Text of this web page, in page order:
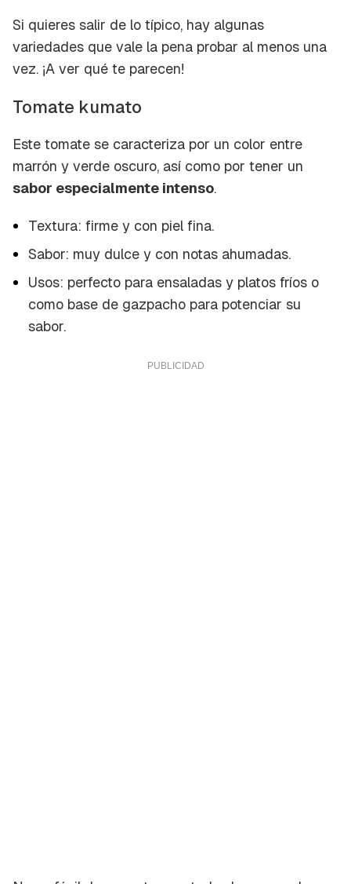
Si quieres salir de lo típico, hay algunas
variedades que vale la pena probar al menos una
vez. ¡A ver qué te parecen!
Tomate kumato
Este tomate se caracteriza por un color entre
marrón y verde oscuro, así como por tener un
sabor especialmente intenso.
Textura: firme y con piel fina.
Sabor: muy dulce y con notas ahumadas.
Usos: perfecto para ensaladas y platos fríos o
como base de gazpacho para potenciar su
sabor.